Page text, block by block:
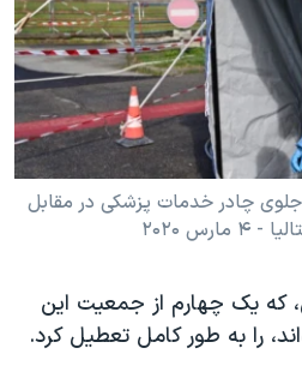
چادر خدمات پزشکی در مقابل
۲۰۲۰
که یک چهارم از جمعیت این
را به طور کامل تعطیل کرد.